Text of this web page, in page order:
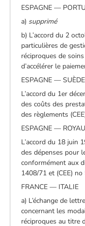
ESPAGNE —
a) supprimé
b) L’accord du 2
particulières de
réciproques de
d’accélérer le
ESPAGNE — SUÈDE
L’accord du 1er
des coûts des
des règlements
ESPAGNE —
L’accord du 18 juin
des dépenses pour
conformément aux
1408/71 et (CEE)
FRANCE — ITALIE
a) L’échange de
concernant les
réciproques au titre